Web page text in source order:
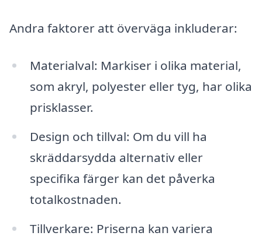
Andra faktorer att överväga inkluderar:
Materialval: Markiser i olika material,
som akryl, polyester eller tyg, har olika
prisklasser.
Design och tillval: Om du vill ha
skräddarsydda alternativ eller
specifika färger kan det påverka
totalkostnaden.
Tillverkare: Priserna kan variera